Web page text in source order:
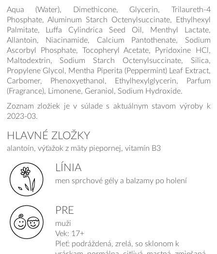
Aqua (Water), Dimethicone, Glycerin, Trilaureth-4
Phosphate, Aluminum Starch Octenylsuccinate, Ethylhexyl
Palmitate, Luffa Cylindrica Seed Oil, Menthyl Lactate,
Allantoin, Niacinamide, Calcium Pantothenate, Sodium
Ascorbyl Phosphate, Tocopheryl Acetate, Pyridoxine HCl,
Maltodextrin, Sodium Starch Octenylsuccinate, Silica,
Propylene Glycol, Mentha Piperita (Peppermint) Leaf Extract,
Carbomer, Phenoxyethanol, Ethylhexylglycerin, Parfum
(Fragrance), Limonene, Geraniol, Sodium Hydroxide.
Zoznam zložiek je v súlade s aktuálnym stavom výroby k
2023-03.
HLAVNÉ ZLOŽKY
alantoín, výťažok z mäty piepornej, vitamín B3
LÍNIA
men sprchové gély a balzamy po holení
PRE
muži
Vek: 17+
Pleť: podráždená, zrelá, so sklonom k